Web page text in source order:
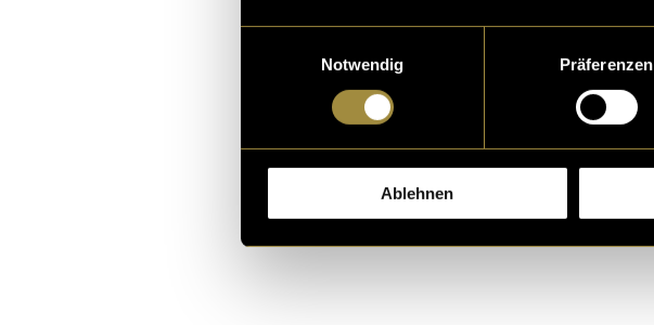
Notwendig
Präferenzen
Ablehnen
(pru)